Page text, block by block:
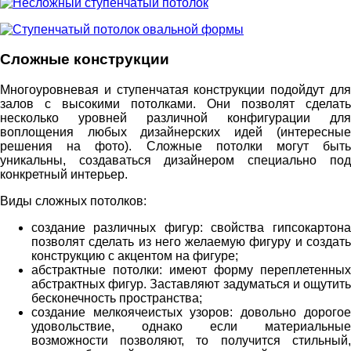
Сложные конструкции
Многоуровневая и ступенчатая конструкции подойдут для
залов с высокими потолками. Они позволят сделать
несколько уровней различной конфигурации для
воплощения любых дизайнерских идей (интересные
решения на фото). Сложные потолки могут быть
уникальны, создаваться дизайнером специально под
конкретный интерьер.
Виды сложных потолков:
создание различных фигур: свойства гипсокартона
позволят сделать из него желаемую фигуру и создать
конструкцию с акцентом на фигуре;
абстрактные потолки: имеют форму переплетенных
абстрактных фигур. Заставляют задуматься и ощутить
бесконечность пространства;
создание мелкоячеистых узоров: довольно дорогое
удовольствие, однако если материальные
возможности позволяют, то получится стильный,